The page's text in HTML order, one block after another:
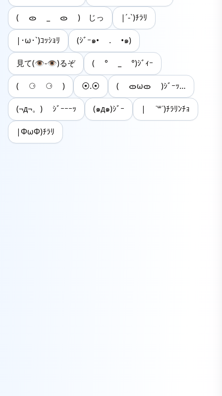
( ᯣ _ ᯣ ) じっ |´-`)ﾁﾗﾘ
|･ω･`)ｺｯｼｮﾘ (ｼﾞｰ๑• . •๑)
見て(👁-👁)るぞ ( ° _ °)ｼﾞｨｰ
( ⚆ ⚆ ) ⦿.⦿ ( ᯣωᯣ )ｼﾞｰｯ…
(¬д¬。) ｼﾞｰｰｰｯ (๑д๑)ｼﾞｰ | ˙꒳​˙)ﾁﾗﾘﾝﾁｮ
|ΦωΦ)ﾁﾗﾘ